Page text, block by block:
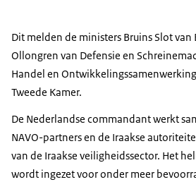
Dit melden de ministers Bruins Slot
Ollongren van Defensie en
Handel en
Tweede Kamer.
De Nederlandse commandant werkt
NAVO-partners en de Iraakse
van de Iraakse veiligheidssector. Het
wordt ingezet voor onder meer